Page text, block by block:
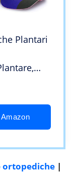
Plantari
ortopediche |